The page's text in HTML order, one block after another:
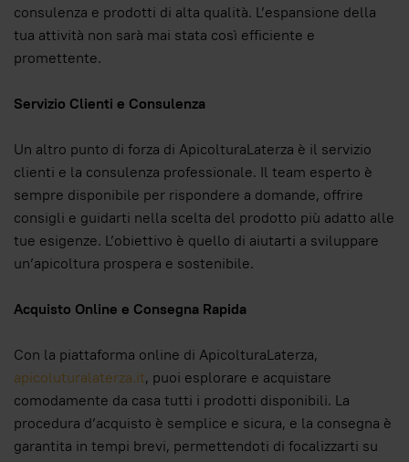
consulenza e prodotti di alta qualità. L’espansione della
tua attività non sarà mai stata così efficiente e
promettente.
Servizio Clienti e Consulenza
Un altro punto di forza di ApicolturaLaterza è il servizio
clienti e la consulenza professionale. Il team esperto è
sempre disponibile per rispondere a domande, offrire
consigli e guidarti nella scelta del prodotto più adatto alle
tue esigenze. L’obiettivo è quello di aiutarti a sviluppare
un’apicoltura prospera e sostenibile.
Acquisto Online e Consegna Rapida
Con la piattaforma online di ApicolturaLaterza,
apicoluturalaterza.it, puoi esplorare e acquistare
comodamente da casa tutti i prodotti disponibili. La
procedura d’acquisto è semplice e sicura, e la consegna è
garantita in tempi brevi, permettendoti di focalizzarti su